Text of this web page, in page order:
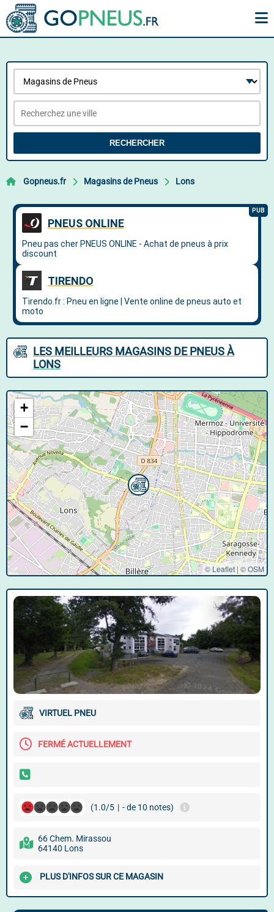
RECHERCHER
Gopneus.fr Magasins de Pneus Lons
LES MEILLEURS MAGASINS DE PNEUS À
LONS
+
−
© Leaflet |©OSM
VIRTUEL PNEU
FERMÉ ACTUELLEMENT
(1.0/5 | - de 10 notes)
66 Chem. Mirassou
64140 Lons
PLUS D'INFOS SUR CE MAGASIN